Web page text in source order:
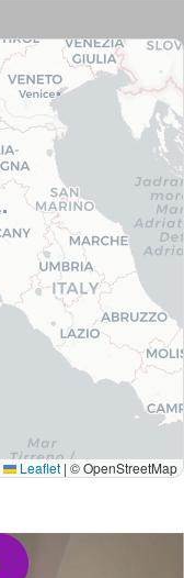
Leaflet | © OpenStreetMap